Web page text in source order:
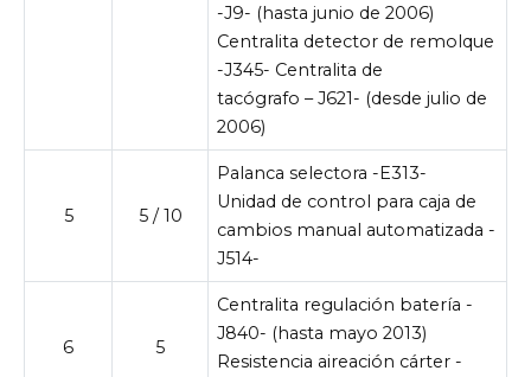
-J9- (hasta junio de 2006)
Centralita detector de remolque
-J345- Centralita de
tacógrafo – J621- (desde julio de
2006)
5 5 / 10
Palanca selectora -E313-
Unidad de control para caja de
cambios manual automatizada -
J514-
6 5
Centralita regulación batería -
J840- (hasta mayo 2013)
Resistencia aireación cárter -